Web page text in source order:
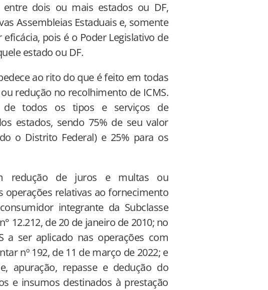
dois ou mais estados ou DF,
Assembleias Estaduais e, somente
pois é o Poder Legislativo de
estado ou DF.
ao rito do que é feito em todas
redução no recolhimento de ICMS.
todos os tipos e serviços de
estados, sendo 75% de seu valor
o Distrito Federal) e 25% para os
redução de juros e multas ou
operações relativas ao fornecimento
integrante da Subclasse
12.212, de 20 de janeiro de 2010; no
a ser aplicado nas operações com
nº 192, de 11 de março de 2022; e
apuração, repasse e dedução do
e insumos destinados à prestação